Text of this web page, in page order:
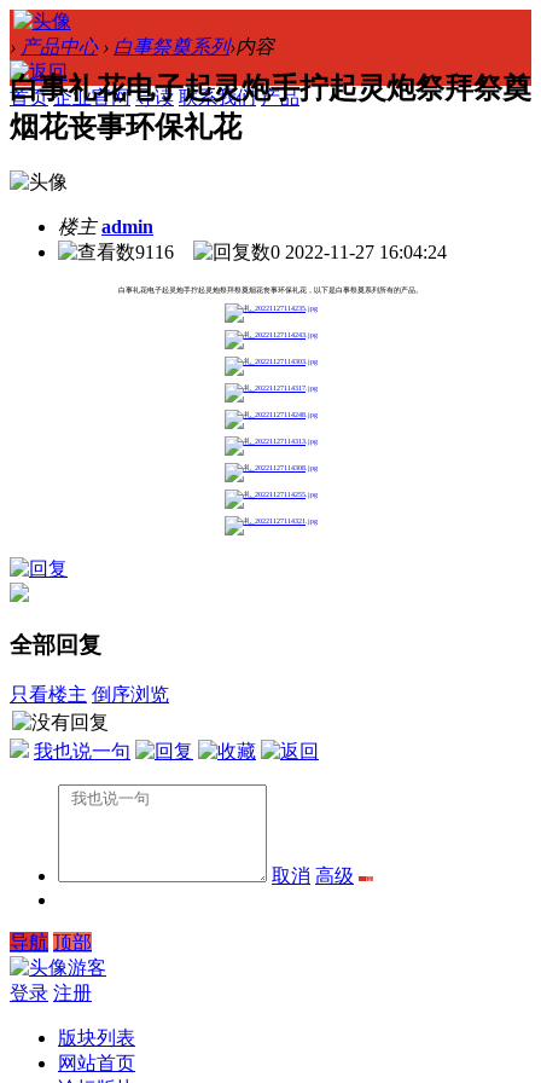
› 产品中心 › 白事祭奠系列›内容
首页 企业官网 导读 联系我们 产品
白事礼花电子起灵炮手拧起灵炮祭拜祭奠
烟花丧事环保礼花
楼主 admin
9116
0 2022-11-27 16:04:24
白事礼花电子起灵炮手拧起灵炮祭拜祭奠烟花丧事环保礼花，以下是白事祭奠系列所有的产品。
全部回复
只看楼主 倒序浏览
我也说一句
取消 高级
导航 顶部
游客
登录 注册
版块列表
网站首页